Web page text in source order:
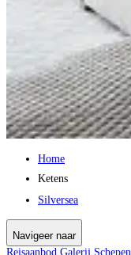
Home
Ketens
Silversea
Navigeer naar
Reisaanbod Galerij Schepen